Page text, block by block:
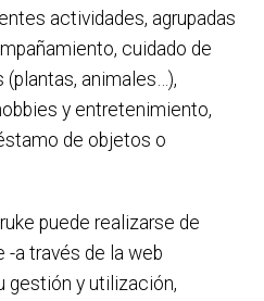
actividades, agrupadas
cuidado de
animales…),
y entretenimiento,
de objetos o
puede realizarse de
-a través de la web
gestión y utilización,